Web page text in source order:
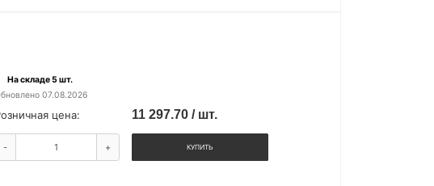
На складе 5 шт.
07.08.2026
цена: 11 297.70 / шт.
- + КУПИТЬ